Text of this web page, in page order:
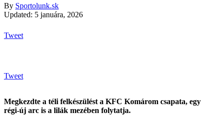
By Sportolunk.sk
Updated: 5 januára, 2026
Tweet
Tweet
Megkezdte a téli felkészülést a KFC Komárom csapata, egy
régi-új arc is a lilák mezében folytatja.